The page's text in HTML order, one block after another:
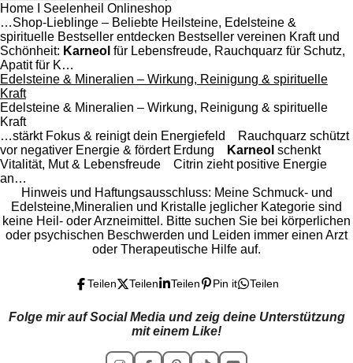
Home I Seelenheil Onlineshop
…Shop-Lieblinge – Beliebte Heilsteine, Edelsteine &
spirituelle Bestseller entdecken Bestseller vereinen Kraft und
Schönheit: Karneol für Lebensfreude, Rauchquarz für Schutz,
Apatit für K…
Edelsteine & Mineralien – Wirkung, Reinigung & spirituelle
Kraft
Edelsteine & Mineralien – Wirkung, Reinigung & spirituelle
Kraft
…stärkt Fokus & reinigt dein Energiefeld Rauchquarz schützt
vor negativer Energie & fördert Erdung
Karneol schenkt
Vitalität, Mut & Lebensfreude Citrin zieht positive Energie
an…
Hinweis und Haftungsausschluss: MeineSchmuck- und
Edelsteine,Mineralien und Kristalle jeglicher Kategorie sind
keine Heil- oder Arzneimittel. Bitte suchen Sie bei körperlichen
oder psychischen Beschwerden und Leiden immer einen Arzt
oder Therapeutische Hilfe auf.
Teilen Teilen Teilen Pin it Teilen
Folge mir auf Social Media und zeig deine Unterstützung
mit einem Like!